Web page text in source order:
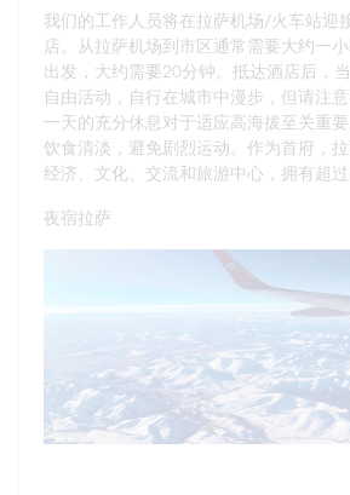
我们的工作人员将在拉萨机场/火车站迎
店。从拉萨机场到市区通常需要大约一
出发，大约需要20分钟。抵达酒店后，
自由活动，自行在城市中漫步，但请注
一天的充分休息对于适应高海拔至关重要
饮食清淡，避免剧烈运动。作为首府，拉
经济、文化、交流和旅游中心，拥有超过
夜宿拉萨